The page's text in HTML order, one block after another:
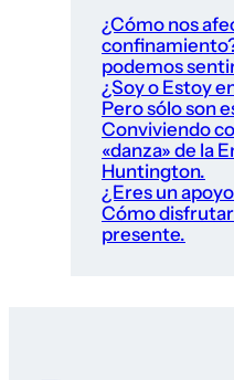
¿Cómo nos
podemos
¿Soy o Estoy
Pero sólo son
Conviviendo
«danza» de la
Huntington.
¿Eres un
Cómo
presente.